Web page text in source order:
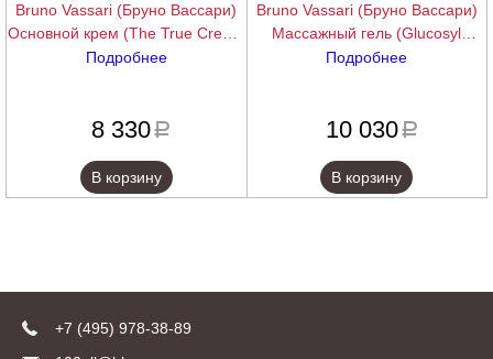
Bruno Vassari (Бруно Вассари)
Основной крем (The True Cream
Essential Base Cream), 200 мл.
Подробнее
8 330a
В корзину
Bruno Vassari (Бруно Вассари)
Массажный гель (Glucosyl
Hesperidin + Niacinamide
Подробнее
10 030a
В корзину
+7 (495) 978-38-89